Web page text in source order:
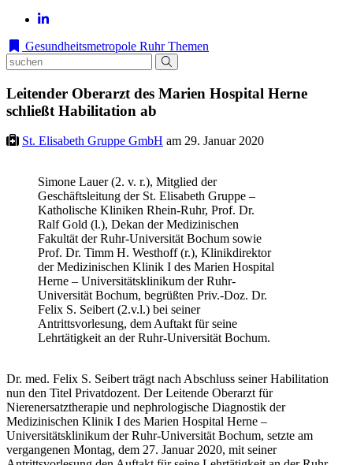
Gesundheitsmetropole Ruhr Themen
Leitender Oberarzt des Marien Hospital Herne
schließt Habilitation ab
St. Elisabeth Gruppe GmbH am 29. Januar 2020
Simone Lauer (2. v. r.), Mitglied der
Geschäftsleitung der St. Elisabeth Gruppe –
Katholische Kliniken Rhein-Ruhr, Prof. Dr.
Ralf Gold (l.), Dekan der Medizinischen
Fakultät der Ruhr-Universität Bochum sowie
Prof. Dr. Timm H. Westhoff (r.), Klinikdirektor
der Medizinischen Klinik I des Marien Hospital
Herne – Universitätsklinikum der Ruhr-
Universität Bochum, begrüßten Priv.-Doz. Dr.
Felix S. Seibert (2.v.l.) bei seiner
Antrittsvorlesung, dem Auftakt für seine
Lehrtätigkeit an der Ruhr-Universität Bochum.
Dr. med. Felix S. Seibert trägt nach Abschluss seiner Habilitation
nun den Titel Privatdozent. Der Leitende Oberarzt für
Nierenersatztherapie und nephrologische Diagnostik der
Medizinischen Klinik I des Marien Hospital Herne –
Universitätsklinikum der Ruhr-Universität Bochum, setzte am
vergangenen Montag, dem 27. Januar 2020, mit seiner